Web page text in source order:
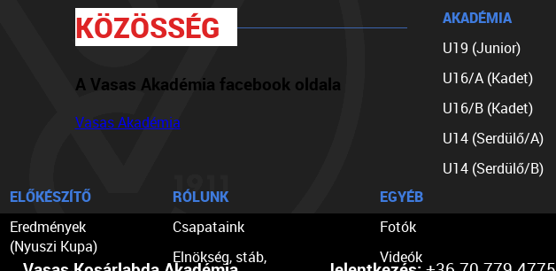
KÖZÖSSÉG
A Vasas Akadémia facebook oldala
Vasas Akadémia
AKADÉMIA
U19 (Junior)
U16/A (Kadet)
U16/B (Kadet)
U14 (Serdülő/A)
U14 (Serdülő/B)
ELŐKÉSZÍTŐ
Eredmények
(Nyuszi Kupa)
RÓLUNK
Csapataink
Elnökség, stáb,
EGYÉB
Fotók
Videók